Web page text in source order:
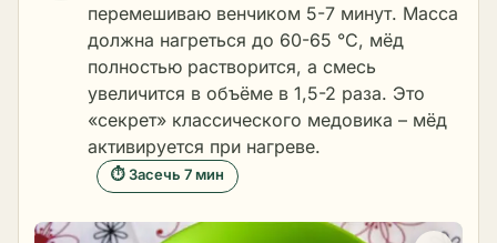
перемешиваю венчиком 5-7 минут. Масса
должна нагреться до 60-65 °C, мёд
полностью растворится, а смесь
увеличится в объёме в 1,5-2 раза. Это
«секрет» классического медовика – мёд
активируется при нагреве.
⏱ Засечь 7 мин